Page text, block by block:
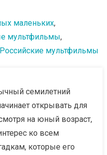
маленьких,
мультфильмы,
Российские мультфильмы
семилетний
открывать для
на юный возраст,
ко всем
которые его